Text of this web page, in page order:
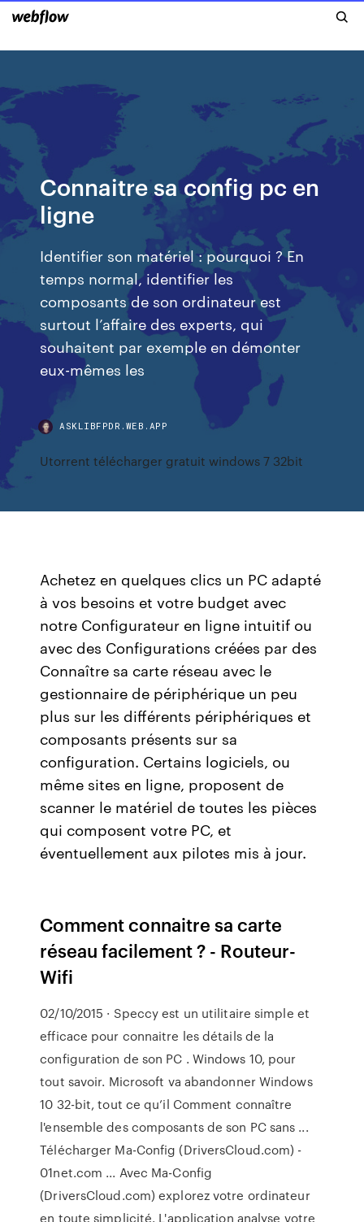
Connaitre sa config pc en
ligne
Identifier son matériel : pourquoi ? En
temps normal, identifier les
composants de son ordinateur est
surtout l’affaire des experts, qui
souhaitent par exemple en démonter
eux-mêmes les
ASKLIBFPDR.WEB.APP
Utorrent télécharger gratuit windows 7 32bit
Achetez en quelques clics un PC adapté
à vos besoins et votre budget avec
notre Configurateur en ligne intuitif ou
avec des Configurations créées par des
Connaître sa carte réseau avec le
gestionnaire de périphérique un peu
plus sur les différents périphériques et
composants présents sur sa
configuration. Certains logiciels, ou
même sites en ligne, proposent de
scanner le matériel de toutes les pièces
qui composent votre PC, et
éventuellement aux pilotes mis à jour.
Comment connaitre sa carte
réseau facilement ? - Routeur-
Wifi
02/10/2015 · Speccy est un utilitaire simple et
efficace pour connaitre les détails de la
configuration de son PC . Windows 10, pour
tout savoir. Microsoft va abandonner Windows
10 32-bit, tout ce qu’il Comment connaître
l'ensemble des composants de son PC sans ...
Télécharger Ma-Config (DriversCloud.com) -
01net.com ... Avec Ma-Config
(DriversCloud.com) explorez votre ordinateur
en toute simplicité. L'application analyse votre